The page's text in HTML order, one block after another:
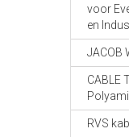
voor
en
JACOB
CABLE
RVS